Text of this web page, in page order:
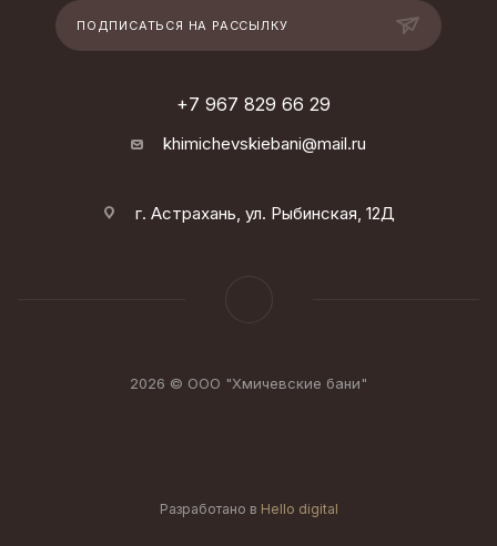
ПОДПИСАТЬСЯ НА РАССЫЛКУ
+7 967 829 66 29
khimichevskiebani@mail.ru
г. Астрахань, ул. Рыбинская, 12Д
2026 © ООО "Хмичевские бани"
Разработано в Hello digital